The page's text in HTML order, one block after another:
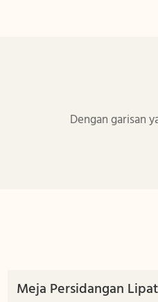
Dengan garisan
Meja Persidangan